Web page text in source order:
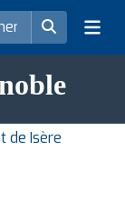
de Isère